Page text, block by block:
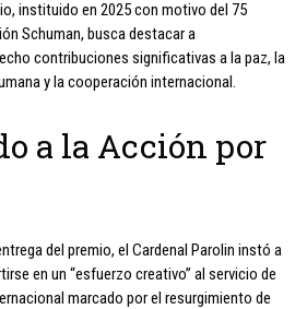
instituido en 2025 con motivo del 75
Schuman, busca destacar a
contribuciones significativas a la paz, la
y la cooperación internacional.
a la Acción por
del premio, el Cardenal Parolin instó a
en un “esfuerzo creativo” al servicio de
marcado por el resurgimiento de